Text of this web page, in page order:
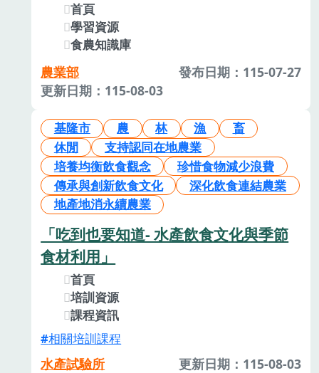
首頁
學習資源
食農知識庫
農業部
發布日期：115-07-27
更新日期：115-08-03
基隆市 農 林 漁
畜
休閒
支持認同在地農業
培養均衡飲食觀念
珍惜食物減少浪費
傳承與創新飲食文化
深化飲食連結農業
地產地消永續農業
「吃到也要知道- 水產飲食文化與季節
食材利用」
首頁
培訓資源
課程資訊
相關培訓課程
水產試驗所 更新日期：115-08-03